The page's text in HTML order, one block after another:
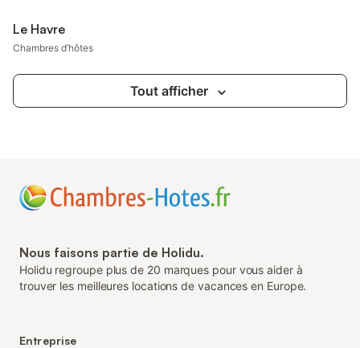
Le Havre
Chambres d’hôtes
Tout afficher
Nous faisons partie de Holidu.
Holidu regroupe plus de 20 marques pour vous aider à
trouver les meilleures locations de vacances en Europe.
Entreprise